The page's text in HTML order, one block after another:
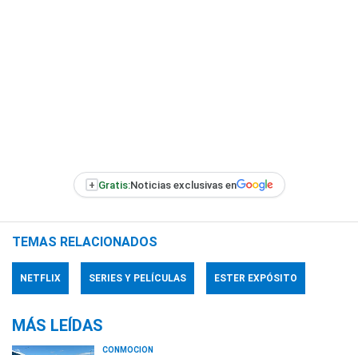
+ Gratis:Noticias exclusivas en
TEMAS RELACIONADOS
NETFLIX SERIES Y PELÍCULAS ESTER EXPÓSITO
MÁS LEÍDAS
CONMOCIÓN